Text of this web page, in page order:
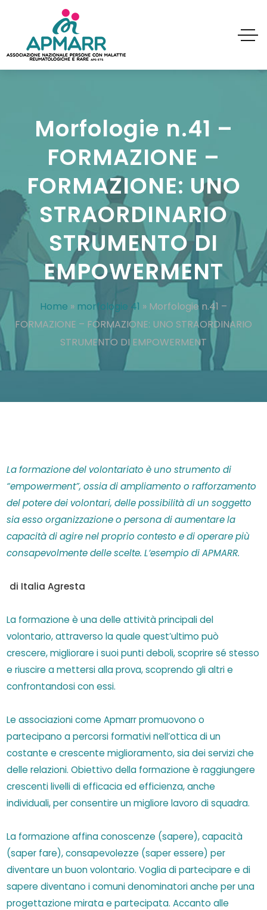
Morfologie n.41 –
FORMAZIONE –
FORMAZIONE: UNO
STRAORDINARIO
STRUMENTO DI
EMPOWERMENT
Home » morfologie 41 » Morfologie n.41 –
FORMAZIONE – FORMAZIONE: UNO STRAORDINARIO
STRUMENTO DI EMPOWERMENT
La formazione del volontariato è uno strumento di
“empowerment”, ossiadi ampliamento o rafforzamento
del potere dei volontari, delle possibilità di un soggetto
sia esso organizzazione o persona di aumentare la
capacità di agire nel proprio contesto e di operare più
consapevolmente delle scelte. L’esempio di APMARR.
di Italia Agresta
La formazione è una delle attività principali del
volontario, attraverso la quale quest’ultimo può
crescere, migliorare i suoi punti deboli, scoprire sé stesso
e riuscire a mettersi alla prova, scoprendo gli altri e
confrontandosi con essi.
Le associazioni come Apmarr promuovono o
partecipano a percorsi formativi nell’ottica di un
costante e crescente miglioramento, sia dei servizi che
delle relazioni. Obiettivo della formazione è raggiungere
crescenti livelli di efficacia ed efficienza, anche
individuali, per consentire un migliore lavoro di squadra.
La formazione affina conoscenze (sapere), capacità
(saper fare), consapevolezze (saper essere) per
diventare un buon volontario. Voglia di partecipare e di
sapere diventano i comuni denominatori anche per una
progettazione mirata e partecipata. Accanto alle